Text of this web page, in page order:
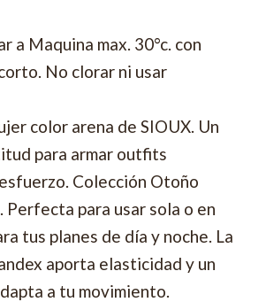
a Maquina max. 30°c. con
No clorar ni usar
color arena de SIOUX. Un
para armar outfits
Colección Otoño
Perfecta para usar sola o en
tus planes de día y noche. La
aporta elasticidad y un
a tu movimiento.